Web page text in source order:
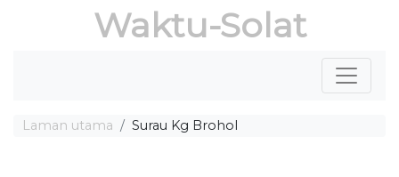
Waktu-Solat
Laman utama Surau Kg Brohol